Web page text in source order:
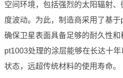
空间环境，包括强烈的太阳辐射
度波动。为此，制造商采用了基于
确保卫星表面具备足够的耐久性
pt1003处理的涂层能够在长达十
状态，远超传统材料的使用寿命。